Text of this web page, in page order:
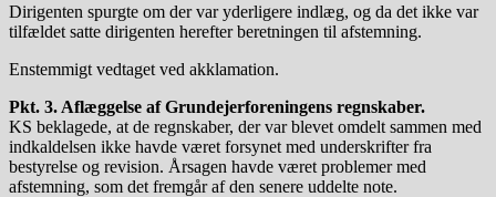
Dirigenten spurgte om der var yderligere indlæg, og da det ikke var
tilfældet satte dirigenten herefter beretningen til afstemning.
Enstemmigt vedtaget ved akklamation.
Pkt. 3. Aflæggelse af Grundejerforeningens regnskaber.
KS beklagede, at de regnskaber, der var blevet omdelt sammen med
indkaldelsen ikke havde været forsynet med underskrifter fra
bestyrelse og revision. Årsagen havde været problemer med
afstemning, som det fremgår af den senere uddelte note.